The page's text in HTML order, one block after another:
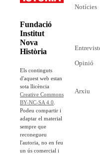
Fundació
Institut
Nova
Història
Els continguts
d'aquest web estan
sota llicència
Creative Commons
BY-NC-SA 4.0
Podeu compartir i
adaptar el material
sempre que
reconegueu
l'autoria, no en feu
un ús comercial i
Notícies
Opinió
Arxiu